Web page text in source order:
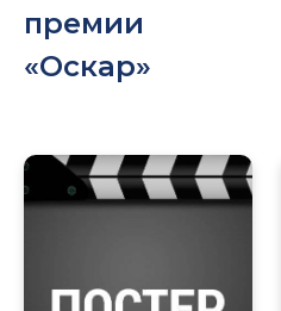
премии
«Оскар»